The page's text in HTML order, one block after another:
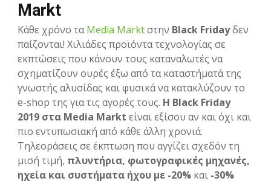
Markt
Κάθε χρόνο ταMedia Marktστην Black Fridayδεν
παίζονται! Χιλιάδες προϊόντα τεχνολογίας σε
εκπτώσεις που κάνουν τους καταναλωτές να
σχηματίζουν ουρές έξω από τα καταστήματά της
γνωστής αλυσίδας και φυσικά να κατακλύζουν το
e-shop της για τις αγορές τους. Η Black Friday
2019 στα Media Markt είναι εξίσου αν και όχι και
πιο εντυπωσιακή από κάθε άλλη χρονιά.
Τηλεοράσεις σε έκπτωση που αγγίζει σχεδόν τη
μισή τιμή, πλυντήρια, φωτογραφικές μηχανές,
ηχεία και συστήματα ήχου με -20% και -30%